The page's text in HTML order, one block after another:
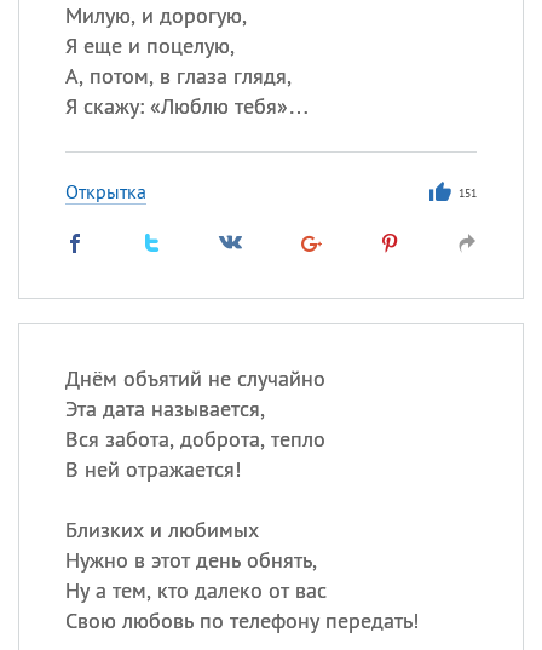
Милую, и дорогую,
Я еще и поцелую,
А, потом, в глаза глядя,
Я скажу: «Люблю тебя»…
Открытка 151
Днём объятий не случайно
Эта дата называется,
Вся забота, доброта, тепло
В ней отражается!
Близких и любимых
Нужно в этот день обнять,
Ну а тем, кто далеко от вас
Свою любовь по телефону передать!